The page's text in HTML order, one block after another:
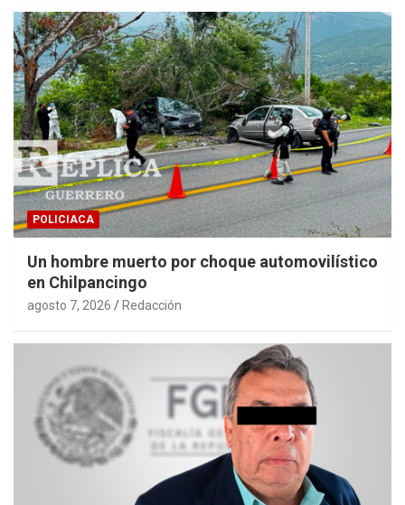
POLICIACA
Un hombre muerto por choque automovilístico
en Chilpancingo
agosto 7, 2026 Redacción